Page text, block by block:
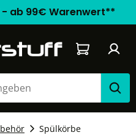
ab 99€ Warenwert**
Warenkorb
Spülkörbe